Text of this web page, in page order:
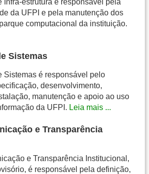
da UFPI e pela manutenção dos
computacional da instituição.
Sistemas
Sistemas é responsável pelo
desenvolvimento,
manutenção e apoio ao uso
da UFPI. Leia mais ...
e Transparência
e Transparência Institucional,
é responsável pela definição,